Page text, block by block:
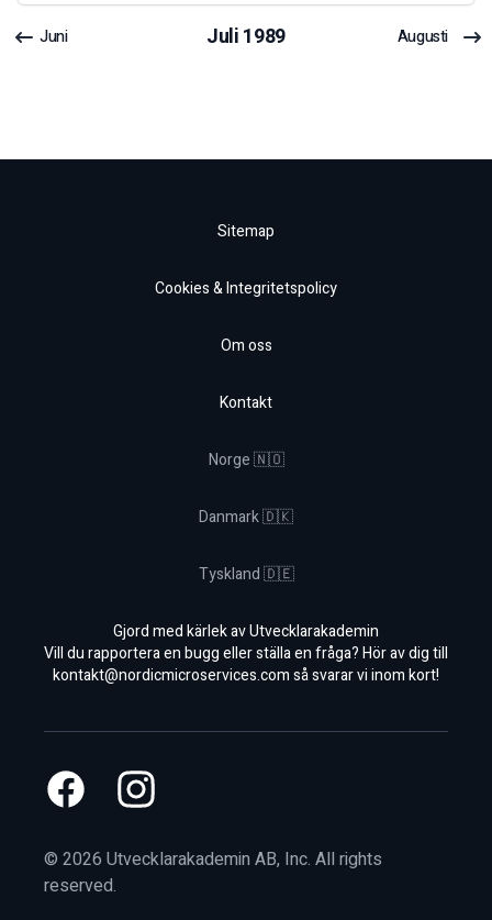
Juni Juli1989 Augusti
Sitemap
Cookies & Integritetspolicy
Om oss
Kontakt
Norge 🇳🇴
Danmark 🇩🇰
Tyskland 🇩🇪
Gjord med kärlek av Utvecklarakademin
Vill du rapportera en bugg eller ställa en fråga? Hör av dig till
kontakt@nordicmicroservices.comså svarar vi inom kort!
FacebookInstagram
© 2026 Utvecklarakademin AB, Inc. All rights
reserved.